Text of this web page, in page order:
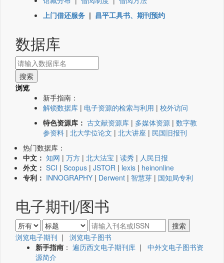
上门借还服务 | 昌平工具书、期刊预约
数据库
浏览
新手指南：
解锁数据库 | 电子资源的检索与利用 | 校外访问
特色资源库： 古文献资源库 | 多媒体资源 | 数字教
参资料 | 北大学位论文 | 北大讲座 | 民国旧报刊
热门数据库：
中文： 知网 | 万方 | 北大法宝 | 读秀 | 人民日报
外文： SCI | Scopus | JSTOR | lexis | heinonline
专利： INNOGRAPHY | Derwent | 智慧芽 | 国知局专利
电子期刊/图书
浏览电子期刊 | 浏览电子图书
新手指南 ： 遍历西文电子期刊库 | 中外文电子图书资
源简介